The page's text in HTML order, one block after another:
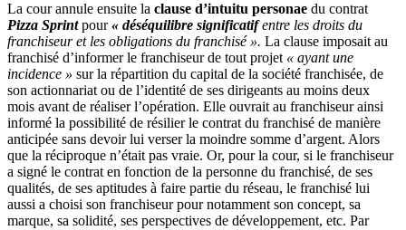
La cour annule ensuite la clause d’intuitu personae du contrat
Pizza Sprint pour« déséquilibre significatifentre les droits du
franchiseur et les obligations du franchisé ». La clause imposait au
franchisé d’informer le franchiseur de tout projet « ayant une
incidence » sur la répartition du capital de la société franchisée, de
son actionnariat ou de l’identité de ses dirigeants au moins deux
mois avant de réaliser l’opération. Elle ouvrait au franchiseur ainsi
informé la possibilité de résilier le contrat du franchisé de manière
anticipée sans devoir lui verser la moindre somme d’argent. Alors
que la réciproque n’était pas vraie. Or, pour la cour, si le franchiseur
a signé le contrat en fonction de la personne du franchisé, de ses
qualités, de ses aptitudes à faire partie du réseau, le franchisé lui
aussi a choisi son franchiseur pour notamment son concept, sa
marque, sa solidité, ses perspectives de développement, etc. Par